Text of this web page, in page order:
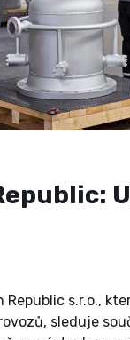
Republic s.r.o.,
sleduje